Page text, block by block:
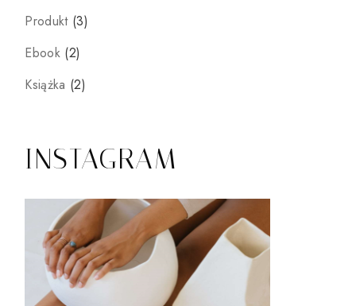
Produkt 3
3
produkty
Ebook 2
2
produkty
Książka 2
2
produkty
INSTAGRAM